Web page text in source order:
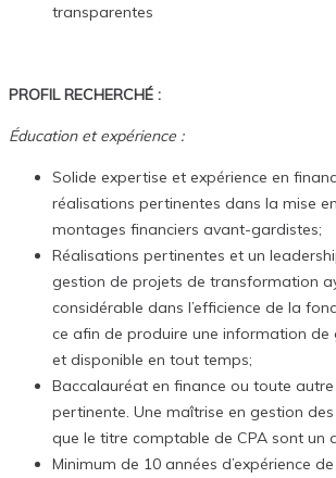
transparentes
PROFIL RECHERCHÉ :
Éducation et expérience :
Solide expertise et expérience en
réalisations pertinentes dans la mise
montages financiers avant-gardistes;
Réalisations pertinentes et un
gestion de projets de transformation
considérable dans l’efficience de la
ce afin de produire une information de
et disponible en tout temps;
Baccalauréat en finance ou toute
pertinente. Une maîtrise en gestion
que le titre comptable de CPA sont un
Minimum de 10 années d’expérience